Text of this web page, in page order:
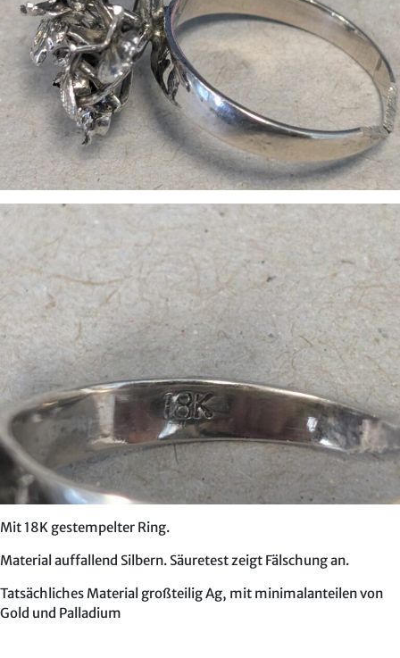
Mit 18K gestempelter Ring.
Material auffallend Silbern. Säuretest zeigt Fälschung an.
Tatsächliches Material großteilig Ag, mit minimalanteilen von
Gold und Palladium